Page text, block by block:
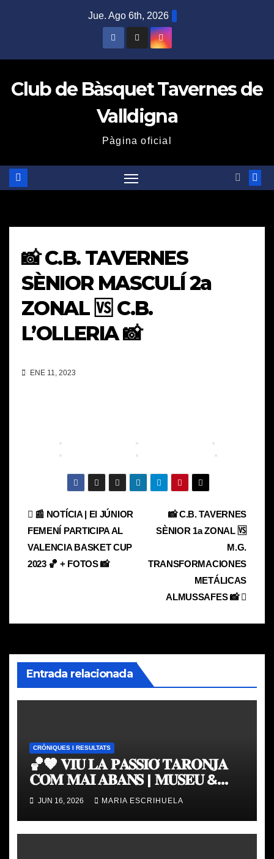
Jue. Ago 6th, 2026
Club de Bàsquet Tavernes de
Valldigna
Pàgina oficial
📸 C.B. TAVERNES
SÈNIOR MASCULÍ 2a
ZONAL 🆚 C.B.
L’OLLERIA 📸
ENE 11, 2023
Navegación
de
entradas
📸 C.B. TAVERNES
SÈNIOR 1a ZONAL 🆚
M.G.
TRANSFORMACIONES
METÁLICAS
ALMUSSAFES 📸
📰 NOTÍCIA | El JÚNIOR
FEMENÍ PARTICIPA AL
VALENCIA BASKET CUP
2023 🏀 + FOTOS 📸
Entrada relacionada
CRÒNIQUES I RESULTATS
🏀🧡 𝐕𝐈𝐔 𝐋𝐀 𝐏𝐀𝐒𝐒𝐈𝐎́ 𝐓𝐀𝐑𝐎𝐍𝐉𝐀
𝐂𝐎𝐌 𝐌𝐀𝐈 𝐀𝐁𝐀𝐍𝐒 | 𝐌𝐔𝐒𝐄𝐔 &
𝐓𝐎𝐔𝐑 𝐕𝐀𝐋𝐄𝐍𝐂𝐈𝐀 𝐁𝐀𝐒𝐊𝐄𝐓
JUN 16, 2026 MARIA ESCRIHUELA